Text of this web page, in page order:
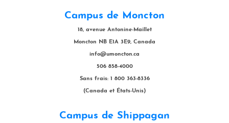
Campus de Moncton
18, avenue Antonine-Maillet
Moncton NB E1A 3E9, Canada
info@umoncton.ca
506 858-4000
Sans frais: 1 800 363-8336
(Canada et États-Unis)
Campus de Shippagan